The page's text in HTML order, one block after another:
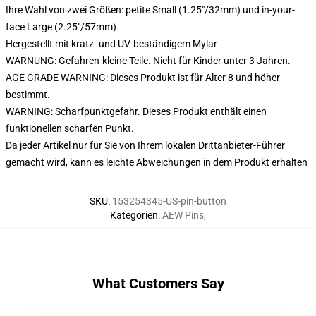
Ihre Wahl von zwei Größen: petite Small (1.25"/32mm) und in-your-
face Large (2.25"/57mm)
Hergestellt mit kratz- und UV-beständigem Mylar
WARNUNG: Gefahren-kleine Teile. Nicht für Kinder unter 3 Jahren.
AGE GRADE WARNING: Dieses Produkt ist für Alter 8 und höher
bestimmt.
WARNING: Scharfpunktgefahr. Dieses Produkt enthält einen
funktionellen scharfen Punkt.
Da jeder Artikel nur für Sie von Ihrem lokalen Drittanbieter-Führer
gemacht wird, kann es leichte Abweichungen in dem Produkt erhalten
SKU: 153254345-US-pin-button
Kategorien:AEW Pins,
What Customers Say